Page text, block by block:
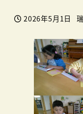
投稿日
2026年5月1日
著